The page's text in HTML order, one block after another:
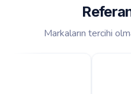
Markaların tercihi